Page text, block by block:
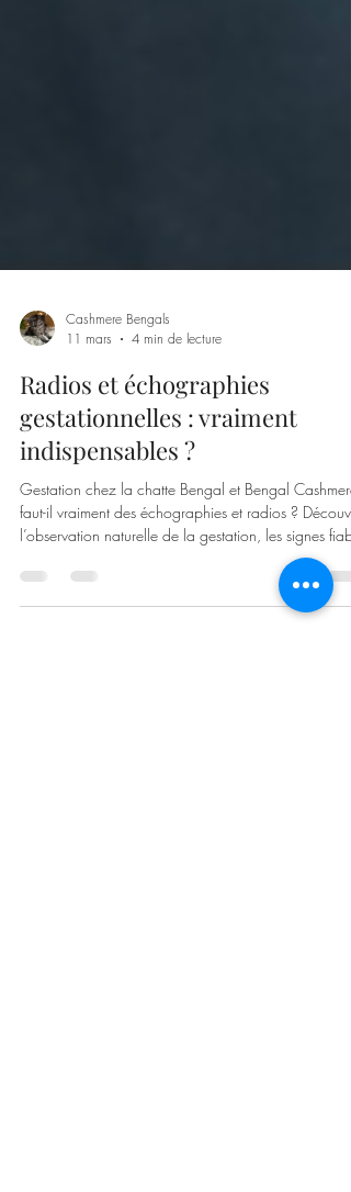
Cashmere Bengals
11 mars
4 min de lecture
Radios et échographies
gestationnelles : vraiment
Gestation chez la chatte Bengal et Bengal
faut-il vraiment des échographies et radios ?